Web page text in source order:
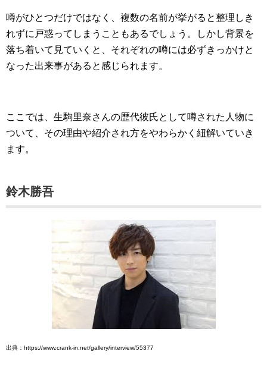
噂がひとつだけではなく、複数の名前が挙がると整理しき
れずに戸惑ってしまうこともあるでしょう。しかし背景を
落ち着いて見ていくと、それぞれの噂には必ずきっかけと
なった出来事があると感じられます。
ここでは、生駒里奈さんの歴代彼氏として噂された人物に
ついて、その理由や紹介され方をやわらかく紐解いていき
ます。
鈴木勝吾
出典：https://www.crank-in.net/gallery/interview/55377